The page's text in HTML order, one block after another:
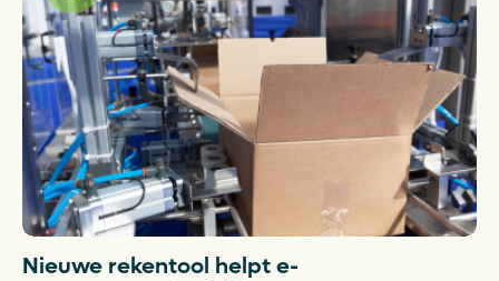
Nieuwe rekentool helpt e-